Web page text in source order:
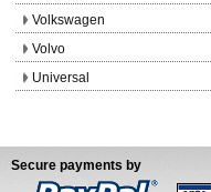
Volkswagen
Volvo
Universal
Secure payments by